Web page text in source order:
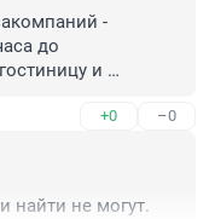
-
до
и
+0 –0
найти не могут.